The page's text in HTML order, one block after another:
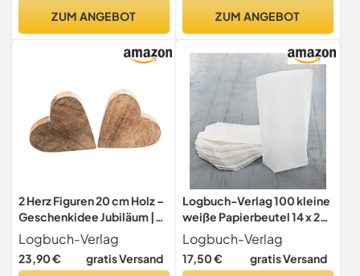
Getränke, Papierwaren
ZUM ANGEBOT
Kleiderbücher
Wohnkultur Tablett Mit
stabilen Griffen Für
ZUM ANGEBOT
2 Herz Figuren 20 cm Holz –
Geschenkidee Jubiläum |
Wohnaccessoire Geschenk
Deko liebevolles Detail
Hochzeit Jahrestag
Logbuch-Verlag
23,90 € gratis Versand
Logbuch-Verlag 100 kleine
weiße Papierbeutel 14 x 22
x 5,5 cm Pergament
Pergamin Papiertüten
leicht transparent
Logbuch-Verlag
17,50 € gratis Versand